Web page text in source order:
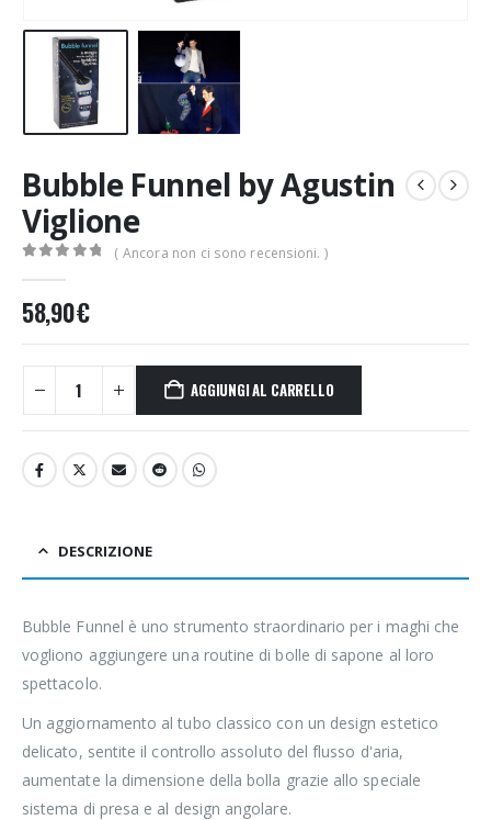
Bubble Funnel by Agustin
Viglione
( Ancora non ci sono recensioni. )
58,90€
AGGIUNGI AL CARRELLO
DESCRIZIONE
Bubble Funnel è uno strumento straordinario per i maghi che
vogliono aggiungere una routine di bolle di sapone al loro
spettacolo.
Un aggiornamento al tubo classico con un design estetico
delicato, sentite il controllo assoluto del flusso d'aria,
aumentate la dimensione della bolla grazie allo speciale
sistema di presa e al design angolare.